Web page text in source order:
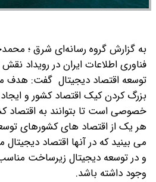
به گزارش گروه رسانه‌ای شرق ؛
توسعه اقتصاد دیجیتال گفت: هدف
بزرگ‌ کردن کیک اقتصاد کشور و
خصوصی است تا بتوانند به اقتصاد
هر یک از اقتصاد های کشورهای
می بینید که در آنها اقتصاد
و در توسعه دیجیتال زیرساخت مناسب
وجود داشته باشد.